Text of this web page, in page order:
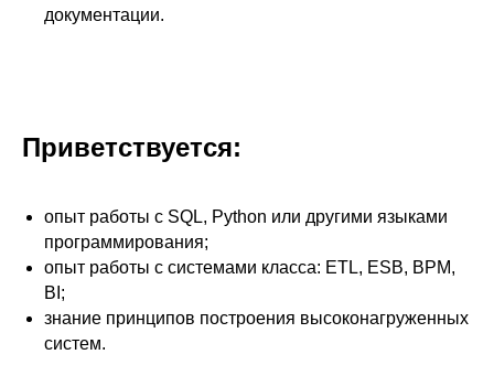
документации.
Приветствуется:
опыт работы с SQL, Python или другими языками
программирования;
опыт работы с системами класса: ETL, ESB, BPM,
BI;
знание принципов построения высоконагруженных
систем.